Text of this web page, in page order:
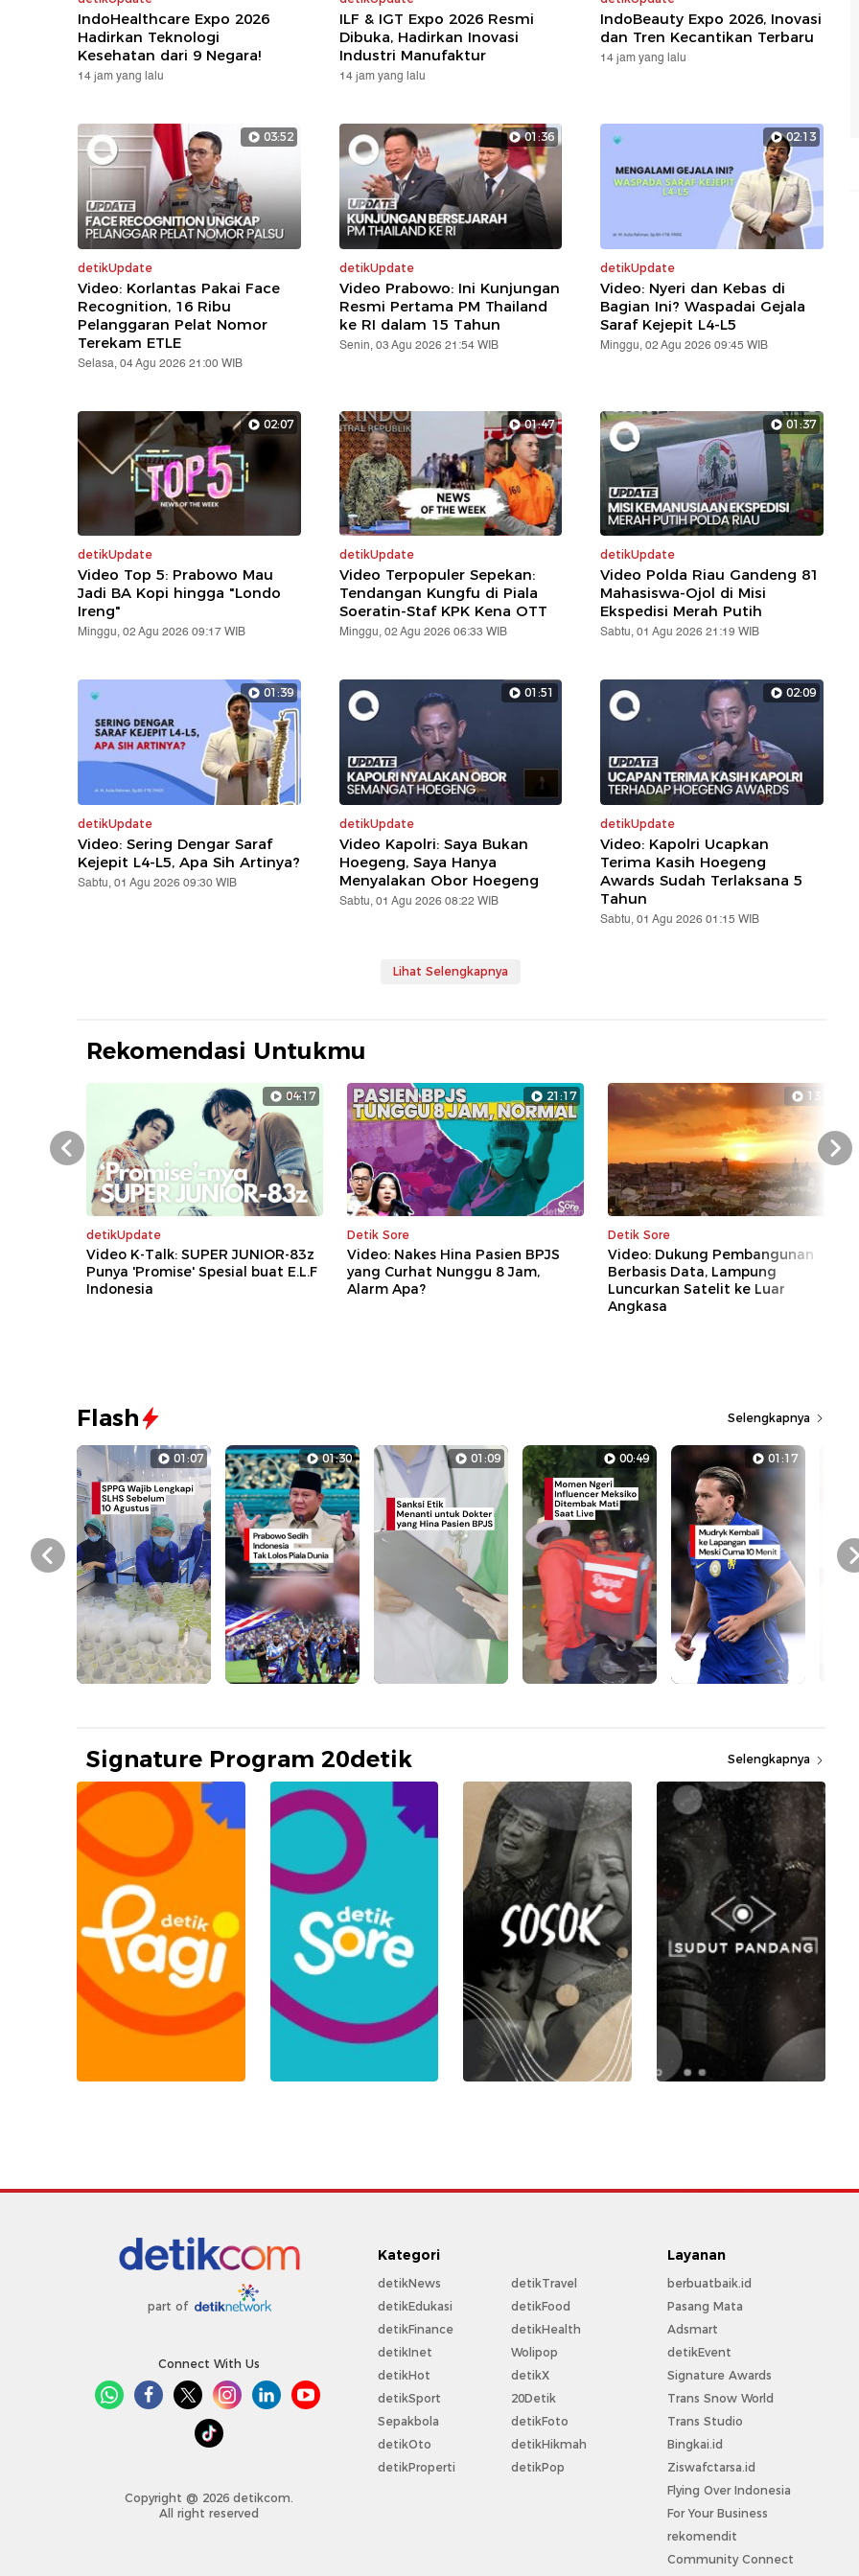
IndoHealthcare Expo 2026
Hadirkan Teknologi
Kesehatan dari 9 Negara!
14 jam yang lalu
ILF & IGT Expo 2026 Resmi
Dibuka, Hadirkan Inovasi
Industri Manufaktur
14 jam yang lalu
IndoBeauty Expo 2026, Inovasi
dan Tren Kecantikan Terbaru
14 jam yang lalu
03:52
detikUpdate
Video: Korlantas Pakai Face
Recognition, 16 Ribu
Pelanggaran Pelat Nomor
Terekam ETLE
Selasa, 04 Agu 2026 21:00 WIB
01:36
detikUpdate
Video Prabowo: Ini Kunjungan
Resmi Pertama PM Thailand
ke RI dalam 15 Tahun
Senin, 03 Agu 2026 21:54 WIB
02:13
detikUpdate
Video: Nyeri dan Kebas di
Bagian Ini? Waspadai Gejala
Saraf Kejepit L4-L5
Minggu, 02 Agu 2026 09:45 WIB
02:07
detikUpdate
Video Top 5: Prabowo Mau
Jadi BA Kopi hingga "Londo
Ireng"
Minggu, 02 Agu 2026 09:17 WIB
01:47
detikUpdate
Video Terpopuler Sepekan:
Tendangan Kungfu di Piala
Soeratin-Staf KPK Kena OTT
Minggu, 02 Agu 2026 06:33 WIB
01:37
detikUpdate
Video Polda Riau Gandeng 81
Mahasiswa-Ojol di Misi
Ekspedisi Merah Putih
Sabtu, 01 Agu 2026 21:19 WIB
01:39
detikUpdate
Video: Sering Dengar Saraf
Kejepit L4-L5, Apa Sih Artinya?
Sabtu, 01 Agu 2026 09:30 WIB
01:51
detikUpdate
Video Kapolri: Saya Bukan
Hoegeng, Saya Hanya
Menyalakan Obor Hoegeng
Sabtu, 01 Agu 2026 08:22 WIB
02:09
detikUpdate
Video: Kapolri Ucapkan
Terima Kasih Hoegeng
Awards Sudah Terlaksana 5
Tahun
Sabtu, 01 Agu 2026 01:15 WIB
Lihat Selengkapnya
Rekomendasi Untukmu
04:17
detikUpdate
Video K-Talk: SUPER JUNIOR-83z
Punya 'Promise' Spesial buat E.L.F
Indonesia
21:17
Detik Sore
Video: Nakes Hina Pasien BPJS
yang Curhat Nunggu 8 Jam,
Alarm Apa?
13:28
Detik Sore
Video: Dukung Pembangunan
Berbasis Data, Lampung
Luncurkan Satelit ke Luar
Angkasa
Prev Next
Flash Selengkapnya
01:07 01:30 01:09 00:49 01:17
Prev
Signature Program 20detik Selengkapnya
part of
Connect With Us
Copyright @ 2026 detikcom.
All right reserved
Kategori
detikNews
detikEdukasi
detikFinance
detikInet
detikHot
detikSport
Sepakbola
detikOto
detikProperti
detikTravel
detikFood
detikHealth
Wolipop
detikX
20Detik
detikFoto
detikHikmah
detikPop
Layanan
berbuatbaik.id
Pasang Mata
Adsmart
detikEvent
Signature Awards
Trans Snow World
Trans Studio
Bingkai.id
Ziswafctarsa.id
Flying Over Indonesia
For Your Business
rekomendit
Community Connect